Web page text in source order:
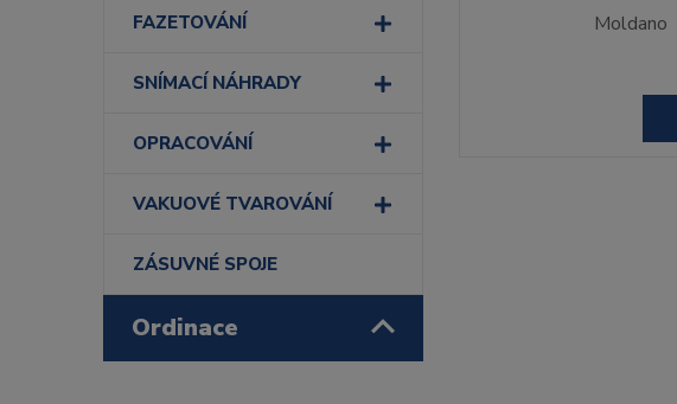
FAZETOVÁNÍ
SNÍMACÍ NÁHRADY
OPRACOVÁNÍ
VAKUOVÉ TVAROVÁNÍ
ZÁSUVNÉ SPOJE
Ordinace
Moldano